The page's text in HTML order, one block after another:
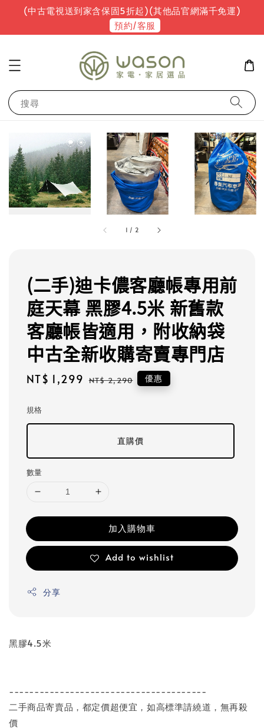
(中古電視送到家含保固5折起)(其他品官網滿千免運)
預約/客服
搜尋
1 / 2
(二手)迪卡儂客廳帳專用前
庭天幕 黑膠4.5米 新舊款
客廳帳皆適用，附收納袋
中古全新收購寄賣專門店
Sale
NT$ 1,299 Regular
NT$ 2,290 優惠
規格
直購價
數量
加入購物車
Add to wishlist
分享
黑膠4.5米
---------------------------------------
二手商品寄賣品，都定價超便宜，如高標準請繞道，無再殺
價